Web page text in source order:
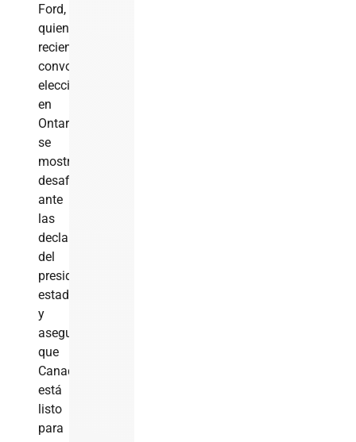
Ford,
quien
recientemente
convocó
elecciones
en
Ontario,
se
mostró
desafiante
ante
las
declaraciones
del
presidente
estadounidense
y
aseguró
que
Canadá
está
listo
para